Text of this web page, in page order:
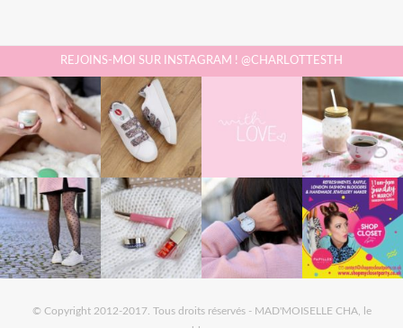
REJOINS-MOI SUR INSTAGRAM ! @CHARLOTTESTH
© Copyright 2012-2017. Tous droits réservés - MAD'MOISELLE CHA, le